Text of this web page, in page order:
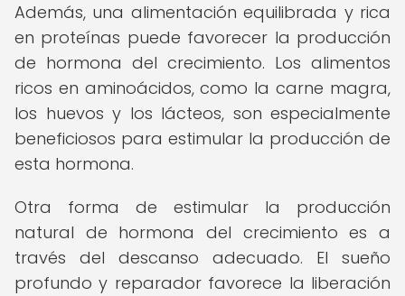
Además, una alimentación equilibrada y rica
en proteínas puede favorecer la producción
de hormona del crecimiento. Los alimentos
ricos en aminoácidos, como la carne magra,
los huevos y los lácteos, son especialmente
beneficiosos para estimular la producción de
esta hormona.
Otra forma de estimular la producción
natural de hormona del crecimiento es a
través del descanso adecuado. El sueño
profundo y reparador favorece la liberación